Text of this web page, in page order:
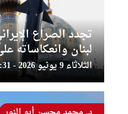
تجدد الصراع
لبنان وانعكاساته
الثلاثاء 9 يونيو 2026 - 11:12:31